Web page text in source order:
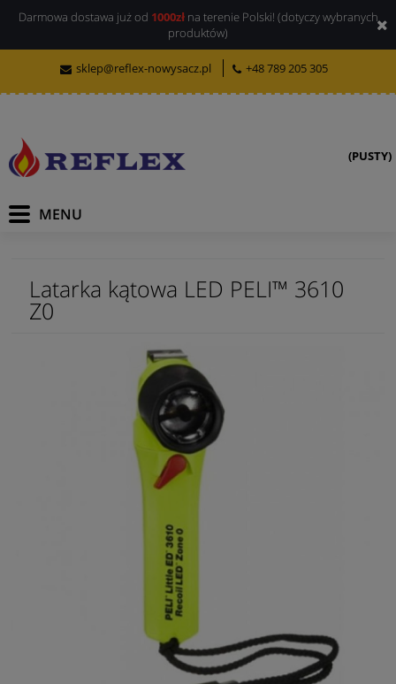
Darmowa dostawa już od 1000złna terenie Polski! (dotyczy wybranych
produktów)
sklep@reflex-nowysacz.pl +48 789 205 305
(PUSTY)
Latarka kątowa LED PELI™ 3610
Z0